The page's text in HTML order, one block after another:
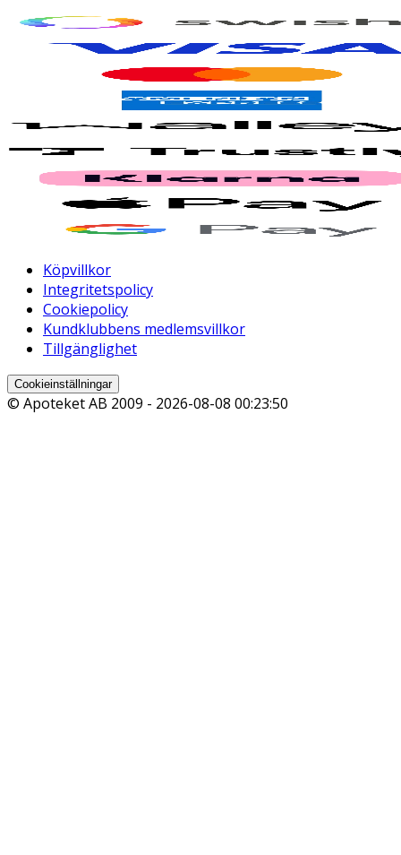
Köpvillkor
Integritetspolicy
Cookiepolicy
Kundklubbens medlemsvillkor
Tillgänglighet
Cookieinställningar
© Apoteket AB 2009 - 2026-08-08 00:23:50